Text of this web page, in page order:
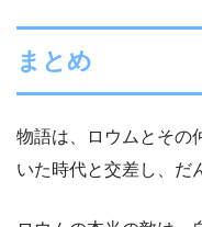
まとめ
物語は、ロウムとその
いた時代と交差し、だ